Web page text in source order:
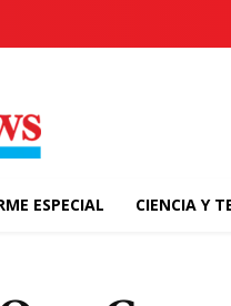
ESPECIAL CIENCIA Y